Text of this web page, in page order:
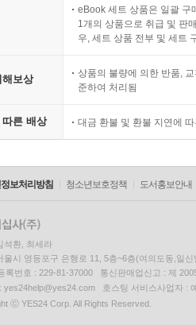
eBook 세트 상품은 일괄 구
1개의 상품으로 취급 및 판
우, 세트 상품 전부 및 세트
보상
상품의 불량에 의한 반품,
준하여 처리됨
른 배상 대금 환불 및 환불 지연에
보처리방침 청소년보호정책 도서홍보안내
석환, 최세라
울시 영등포구 은행로 11, 5층~6층(여의도동,일신
록번호 : 229-81-37000 통신판매업신고 : 제
yes24help@yes24.com 호스팅 서비스사업자 :
ⓒ YES24 Corp. All Rights Reserved.